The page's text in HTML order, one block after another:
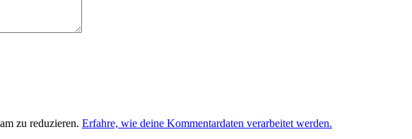
zu reduzieren. Erfahre, wie deine Kommentardaten verarbeitet werden.